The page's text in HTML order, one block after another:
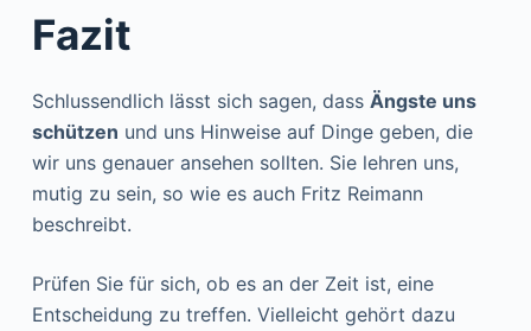
Fazit
Schlussendlich lässt sich sagen, dass Ängste uns
schützen und uns Hinweise auf Dinge geben, die
wir uns genauer ansehen sollten. Sie lehren uns,
mutig zu sein, so wie es auch Fritz Reimann
beschreibt.
Prüfen Sie für sich, ob es an der Zeit ist, eine
Entscheidung zu treffen. Vielleicht gehört dazu